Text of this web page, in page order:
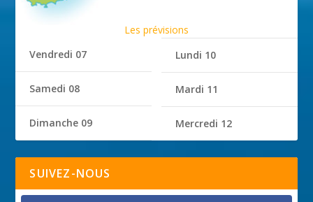
Les prévisions
Vendredi 07
Samedi 08
Dimanche 09
Lundi 10
Mardi 11
Mercredi 12
SUIVEZ-NOUS